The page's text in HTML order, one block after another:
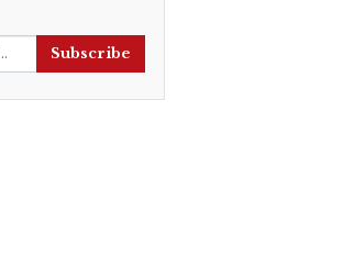
Subscribe